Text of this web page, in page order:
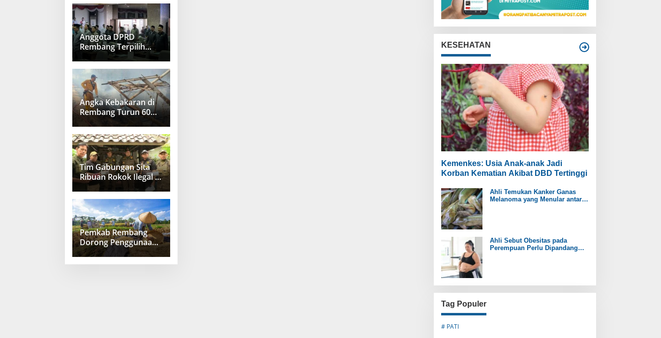
Anggota DPRD
Rembang Terpilih
Bakal Dilantik 20
Agustus 2024
Angka Kebakaran di
Rembang Turun 60
Persen
Tim Gabungan Sita
Ribuan Rokok Ilegal di
Kragan Rembang
Pemkab Rembang
Dorong Penggunaan
Teknologi Pertanian
KESEHATAN
Kemenkes: Usia Anak-anak Jadi
Korban Kematian Akibat DBD Tertinggi
Ahli Temukan Kanker Ganas
Melanoma yang Menular antar
Ahli Sebut Obesitas pada
Perempuan Perlu Dipandang
Tag Populer
# PATI